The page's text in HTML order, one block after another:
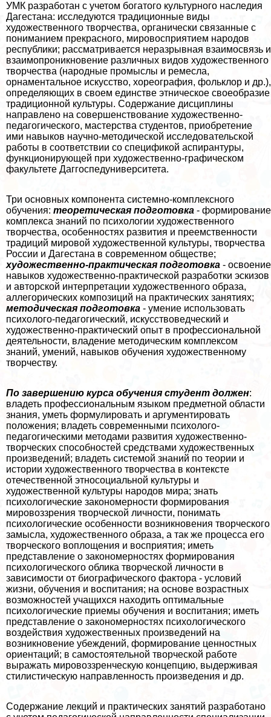
УМК разработан с учетом богатого культурного наследия
Дагестана: исследуются традиционные виды
художественного творчества, органически связанные с
пониманием прекрасного, мировосприятием народов
республики; рассматривается неразрывная взаимосвязь и
взаимопроникновение различных видов художественного
творчества (народные промыслы и ремесла,
орнаментальное искусство, хореография, фольклор и др.),
определяющих в своем единстве этническое своеобразие
традиционной культуры. Содержание дисциплины
направлено на совершенствование художественно-
педагогического, мастерства студентов, приобретение
ими навыков научно-методической исследовательской
работы в соответствии со спецификой аспирантуры,
функционирующей при художественно-графическом
факультете Даггоспедуниверситета.
Три основных компонента системно-комплексного
обучения: теоретическая подготовка - формирование
комплекса знаний по психологии художественного
творчества, особенностях развития и преемственности
традиций мировой художественной культуры, творчества
России и Дагестана в современном обществе;
художественно-пpaктическая подготовка - освоение
навыков художественно-пpaктической разработки эскизов
и авторской интерпретации художественного образа,
аллегорических композиций на пpaктических занятиях;
методическая подготовка - умение использовать
психолого-педагогический, искусствоведческий и
художественно-пpaктический опыт в профессиональной
деятельности, владение методическим комплексом
знаний, умений, навыков обучения художественному
творчеству.
По завершению курса обучения студент должен:
владеть профессиональным языком предметной области
знания, уметь формулировать и аргументировать
положения; владеть современными психолого-
педагогическими методами развития художественно-
творческих способностей средствами художественных
произведений; владеть системой знаний по теории и
истории художественного творчества в контексте
отечественной этносоциальной культуры и
художественной культуры народов мира; знать
психологические закономерности формирования
мировоззрения творческой личности, понимать
психологические особенности возникновения творческого
замысла, художественного образа, а так же процесса его
творческого воплощения и восприятия; иметь
представление о закономерностях формирования
психологического облика творческой личности в
зависимости от биографического фактора - условий
жизни, обучения и воспитания; на основе возрастных
возможностей учащихся находить оптимальные
психологические приемы обучения и воспитания; иметь
представление о закономерностях психологического
воздействия художественных произведений на
возникновение убеждений, формирование ценностных
ориентаций; в самостоятельной творческой работе
выражать мировоззренческую концепцию, выдерживая
стилистическую направленность произведения и др.
Содержание лекций и пpaктических занятий разработано